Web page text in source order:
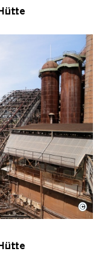
Hütte mit
Hütte | Karl
©